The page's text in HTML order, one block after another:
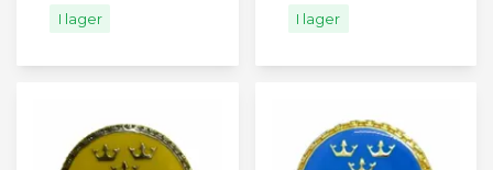
I lager I lager